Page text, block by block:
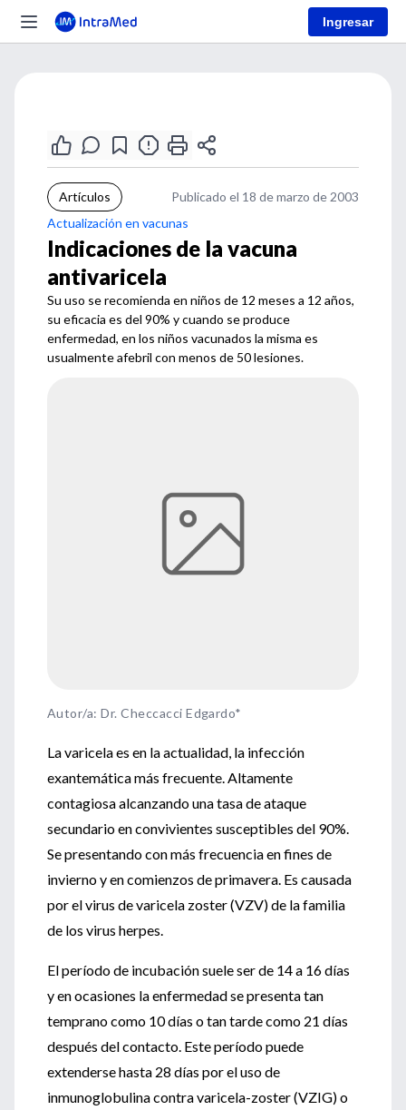
Ingresar
Artículos
Publicado el 18 de marzo de 2003
Actualización en vacunas
Indicaciones de la vacuna
antivaricela
Su uso se recomienda en niños de 12 meses a 12 años,
su eficacia es del 90% y cuando se produce
enfermedad, en los niños vacunados la misma es
usualmente afebril con menos de 50 lesiones.
Autor/a: Dr. Checcacci Edgardo*
La varicela es en la actualidad, la infección
exantemática más frecuente. Altamente
contagiosa alcanzando una tasa de ataque
secundario en convivientes susceptibles del 90%.
Se presentando con más frecuencia en fines de
invierno y en comienzos de primavera. Es causada
por el virus de varicela zoster (VZV) de la familia
de los virus herpes.
El período de incubación suele ser de 14 a 16 días
y en ocasiones la enfermedad se presenta tan
temprano como 10 días o tan tarde como 21 días
después del contacto. Este período puede
extenderse hasta 28 días por el uso de
inmunoglobulina contra varicela-zoster (VZIG) o